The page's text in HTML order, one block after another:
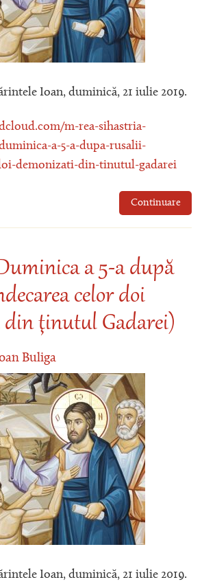
Ioan, duminică, 21 iulie 2019.
m-rea-sihastria-
a-5-a-dupa-rusalii-
demonizati-din-tinutul-gadarei
Continuare
a 5-a după
celor doi
ţinutul Gadarei)
Buliga
Ioan, duminică, 21 iulie 2019.